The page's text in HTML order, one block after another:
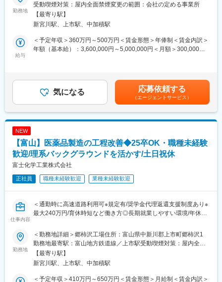
変更の範囲：会社の定める業務
■キャリアパス：
MRとしての経験を積んだ後のキャリアパスとしましては、「別の
プロジェクトに参加して、幅広く経験値を高める」「プロジェク
さまざまなキャリアの選択肢が用意されています。
当社にて、保全業務（溶接工）としてご従事いただける方を募集
いたします。同じ業務に従事している先輩社員の指導と、部署全
体でサポートしますので、スキル・経験を活かしていただける環
境です。
◇Tig溶接、ボール盤、グラインダー、ねじ切り機等の機械工具を
使用
部品製作のための現場への聞き取り調査、設計業務
■福利厚生：
は最長10年間、最大240万円奨学金を会社が代理返還する制度が
ることで奨学金返還額に係る所得税が非課税となるため、ご本人
が返済しその分を支給する方式に比べ税制的にも有利になりま
◇子供が小学校3年生まで時短勤務可能（労働時間を6h、6.5h、
7hから選べます）
◇男性の育児休業の実績もあります。
配属先には、14名（20代～60代）が在籍しております。
勤務地
受動喫煙対策：屋内全面禁煙変更の範囲：会社の定める事業所
【最寄り駅】
新宮川駅、上市駅、中加積駅
給与
＜予定年収＞360万円～500万円＜賃金形態＞年俸制＜賃金内訳＞
年額（基本給）：3,600,000円～5,000,000円＜月額＞300,000円
します。■昇給：年1回賃金はあくまでも目安の金額であり、選考
を通じて上下する可能性があります。月給(月額)は固定手当を含め
た表記です。
気になる 応募依頼する
（エージェントサービス）
NEW
【富山】医薬品製造の工程改善◆25卒OK・職種未経験
歓迎/理系バックグラウンドを活かす/土日祝休
富士化学工業株式会社
正社員 職種未経験歓迎 業種未経験歓迎
仕事内容
＜通勤時に高速道路利用可※規定有/奨学金代理返還支援制度あり※
最大240万円/育休時短など働き方◎長期就業しやすい環境/年休
化学的な知識を有する方であれば是非ご応募ください！教育体制
が整っており、職種未経験から入社した方も活躍されています！
■業務内容
・ 生産における課題解決のための調査（社内外）
・ 当社無機製品の製造トラブル時のサポート
勤務地
＜勤務地詳細＞郷柿沢工場住所：富山県中新川郡上市町郷柿沢1
勤務地最寄駅：富山地方鉄道線／上市駅受動喫煙対策：屋内全面
禁煙変更の範囲：会社の定める事業所
【最寄り駅】
新宮川駅、上市駅、中加積駅
＜予定年収＞410万円～650万円＜賃金形態＞月給制＜賃金内訳＞